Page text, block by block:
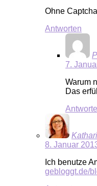
Ohne
Antworten
7.
Warum
Das
8. Januar
Ich benutze
gebloggt.de/